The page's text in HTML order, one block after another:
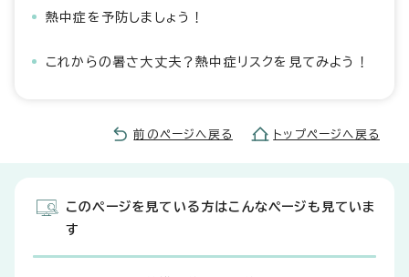
熱中症を予防しましょう！
これからの暑さ大丈夫？熱中症リスクを見てみよう！
前のページへ戻る トップページへ戻る
このページを見ている方はこんなページも見ていま
す